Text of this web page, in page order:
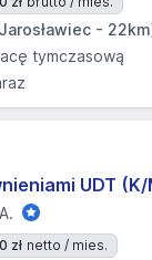
-
tymczasową
UDT (K/
zł netto / mies.